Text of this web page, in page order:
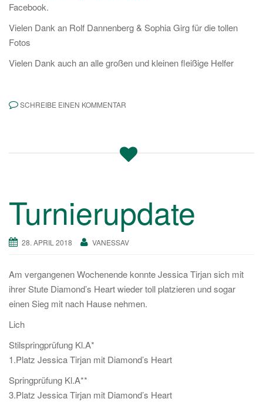
Facebook.
Vielen Dank an Rolf Dannenberg & Sophia Girg für die tollen
Fotos
Vielen Dank auch an alle großen und kleinen fleißige Helfer
SCHREIBE EINEN KOMMENTAR
Turnierupdate
28. APRIL 2018 VANESSAV
Am vergangenen Wochenende konnte Jessica Tirjan sich mit
ihrer Stute Diamond’s Heart wieder toll platzieren und sogar
einen Sieg mit nach Hause nehmen.
Lich
Stilspringprüfung Kl.A*
1.Platz Jessica Tirjan mit Diamond’s Heart
Springprüfung Kl.A**
3.Platz Jessica Tirjan mit Diamond’s Heart